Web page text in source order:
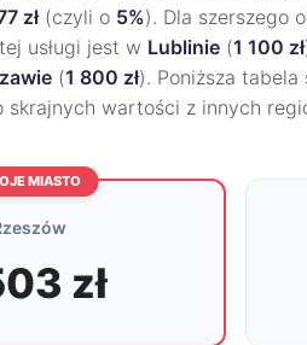
zł(czyli o 5%). Dla szerszego
usługi jest w Lublinie (1 100 zł
(1 800 zł). Poniższa tabela
skrajnych wartości z innych
MIASTO
zł